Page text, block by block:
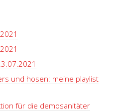
und hosen: meine playlist
für die demosanitäter